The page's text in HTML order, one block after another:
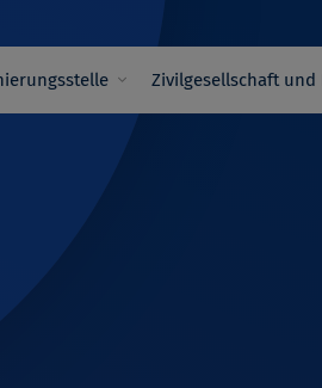
Zivilgesellschaft und